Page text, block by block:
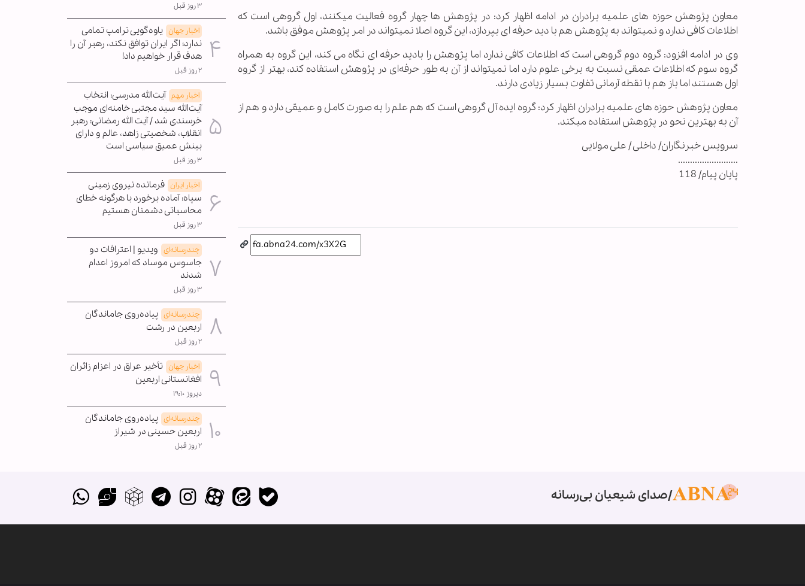
معاون پژوهش حوزه های علميه برادران در ادامه اظهار كرد: در پژوهش ها چهار گروه فعاليت ميكنند، اول گروهی است كه
اطلاعات كافی ندارد و نميتواند به پژوهش هم با ديد حرفه ای بپردازد، اين گروه اصلا نميتواند در امر پژوهش موفق باشد.
وی در ادامه افزود: گروه دوم گروهی است كه اطلاعات كافی ندارد اما پژوهش را باديد حرفه ای نگاه می كند، اين گروه به همراه
گروه سوم كه اطلاعات عمقی نسبت به برخی علوم دارد اما نميتواند از آن به طور حرفه‌ای در پژوهش استفاده كند، بهتر از گروه
اول هستند اما باز هم با نقطه آرمانی تفاوت بسيار زيادی دارند.
معاون پژوهش حوزه های علميه برادران اظهار كرد: گروه ايده آل گروهی است كه هم علم را به صورت كامل و عميقی دارد و هم از
آن به بهترين نحو در پژوهش استفاده ميكند.
سرویس خبرنگاران/ داخلی / علی مولایی
.........................
پایان پیام/ 118
۳ روز قبل
اخبار جهان یاوه‌گویی ترامپ تمامی
ندارد؛ اگر ایران توافق نکند، رهبر آن را
هدف قرار خواهیم داد!
۲ روز قبل
اخبار مهم آیت‌الله مدرسی: انتخاب
آیت‌الله سید مجتبی خامنه‌ای موجب
خرسندی شد / آیت الله رمضانی: رهبر
انقلاب، شخصیتی زاهد، عالم و دارای
بینش عمیق سیاسی است
۳ روز قبل
اخبار ایران فرمانده نیروی زمینی
سپاه: آماده برخورد با هرگونه خطای
محاسباتی دشمنان هستیم
۳ روز قبل
چندرسانه‌ای ویدیو | اعترافات دو
جاسوس موساد که امروز اعدام
شدند
۳ روز قبل
چندرسانه‌ای پیاده‌روی جاماندگان
اربعین در رشت
۲ روز قبل
اخبار جهان تأخیر عراق در اعزام زائران
افغانستانی اربعین
دیروز ۱۹:۱۰
چندرسانه‌ای پیاده‌روی جاماندگان
اربعین حسینی در شیراز
۲ روز قبل
صدای شیعیان بی‌رسانه